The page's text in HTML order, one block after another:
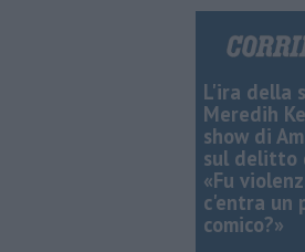
L'ira della
Meredih
show di
sul delitto
«Fu
c'entra un
comico?»